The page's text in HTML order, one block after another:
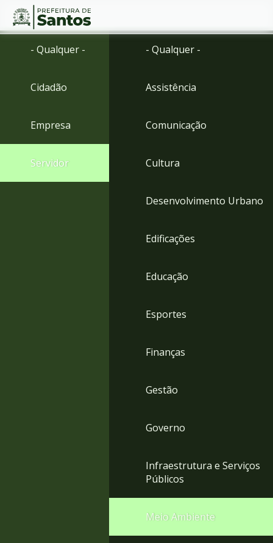
Ir
menu
para
Conteúdo
- Qualquer -
Cidadão
Empresa
Servidor
- Qualquer -
Assistência
Comunicação
Cultura
Desenvolvimento Urbano
Edificações
Educação
Esportes
Finanças
Gestão
Governo
Infraestrutura e Serviços
Públicos
Meio Ambiente